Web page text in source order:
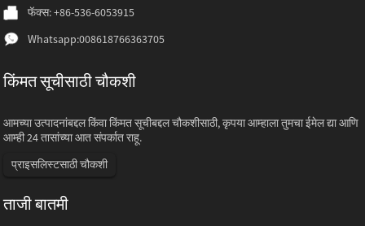
फॅक्स: +86-536-6053915
Whatsapp:008618766363705
किंमत सूचीसाठी चौकशी
आमच्या उत्पादनांबद्दल किंवा किंमत सूचीबद्दल चौकशीसाठी, कृपया आम्हाला तुमचा ईमेल द्या आणि
आम्ही 24 तासांच्या आत संपर्कात राहू.
प्राइसलिस्टसाठी चौकशी
ताजी बातमी